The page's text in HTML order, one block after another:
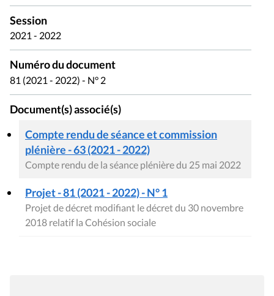
Session
2021 - 2022
Numéro du document
81 (2021 - 2022) - N° 2
Document(s) associé(s)
Compte rendu de séance et commission
plénière - 63 (2021 - 2022)
Compte rendu de la séance plénière du 25 mai 2022
Projet - 81 (2021 - 2022) - N° 1
Projet de décret modifiant le décret du 30 novembre
2018 relatif la Cohésion sociale